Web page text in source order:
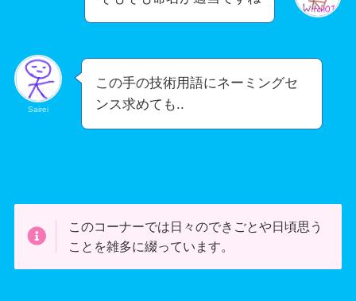
Sairei
この手の技術用語にネーミングセ
ンス求めても..
このコーナーでは日々のできごとや日頃思う
ことを雑多に綴っています。